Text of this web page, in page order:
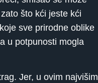
što kći jeste kći
sve prirodne oblike
u potpunosti mogla
Jer, u ovim najvišim